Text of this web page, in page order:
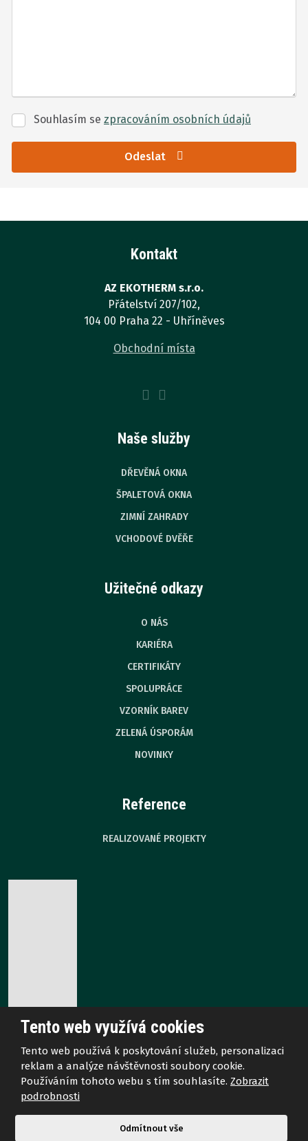
Souhlasím
Souhlasím se zpracováním osobních údajů
Odeslat
nepodařilo
Kontakt
AZ EKOTHERM s.r.o.
Přátelství 207/102,
104 00 Praha 22 - Uhříněves
Obchodní místa
Naše služby
DŘEVĚNÁ OKNA
ŠPALETOVÁ OKNA
ZIMNÍ ZAHRADY
VCHODOVÉ DVĚŘE
Užitečné odkazy
O NÁS
KARIÉRA
CERTIFIKÁTY
SPOLUPRÁCE
VZORNÍK BAREV
ZELENÁ ÚSPORÁM
NOVINKY
Reference
REALIZOVANÉ PROJEKTY
© 2026 Veškerá práva vyhrazena. AZ EKOTHERM s.r.o.
Mapa stránek
Tento web využívá cookies
Tento web používá k poskytování služeb, personalizaci
reklam a analýze návštěvnosti soubory cookie.
Používáním tohoto webu s tím souhlasíte. Zobrazit
podrobnosti
Odmítnout vše